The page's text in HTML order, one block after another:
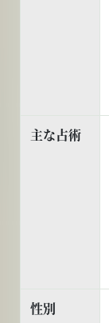
主な占術
性別